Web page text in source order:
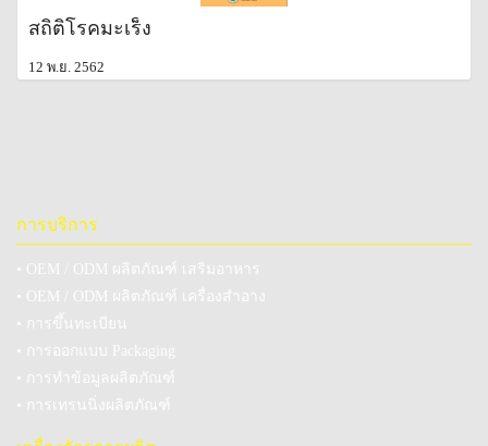
สถิติโรคมะเร็ง
12 พ.ย. 2562
การบริการ
• OEM / ODM ผลิตภัณฑ์ เสริมอาหาร
• OEM / ODM ผลิตภัณฑ์ เครื่องสำอาง
• การขึ้นทะเบียน
• การออกแบบ Packaging
• การทำข้อมูลผลิตภัณฑ์
• การเทรนนิ่งผลิตภัณฑ์